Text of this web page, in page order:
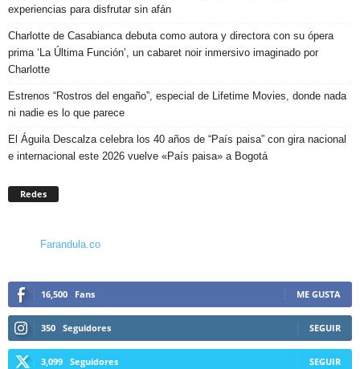
experiencias para disfrutar sin afán
Charlotte de Casabianca debuta como autora y directora con su ópera
prima ‘La Última Función’, un cabaret noir inmersivo imaginado por
Charlotte
Estrenos “Rostros del engaño”, especial de Lifetime Movies, donde nada
ni nadie es lo que parece
El Águila Descalza celebra los 40 años de “País paisa” con gira nacional
e internacional este 2026 vuelve «País paisa» a Bogotá
Redes
Farandula.co
16,500 Fans ME GUSTA
350 Seguidores SEGUIR
3,099 Seguidores SEGUIR